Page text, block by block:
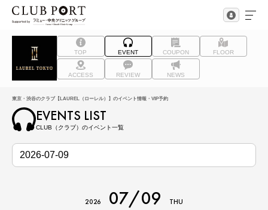
TOP EVENT COUPON FLOOR
ACCESS REVIEW NEWS
東京・渋谷のクラブ【LAUREL（ローレル）】のイベント情報・VIP予約
EVENTS LIST
CLUB（クラブ）のイベント一覧
2026 07/09 THU